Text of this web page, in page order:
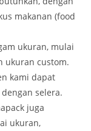
makanan (food
ukuran, mulai
ukuran custom.
kami dapat
selera.
juga
ukuran,